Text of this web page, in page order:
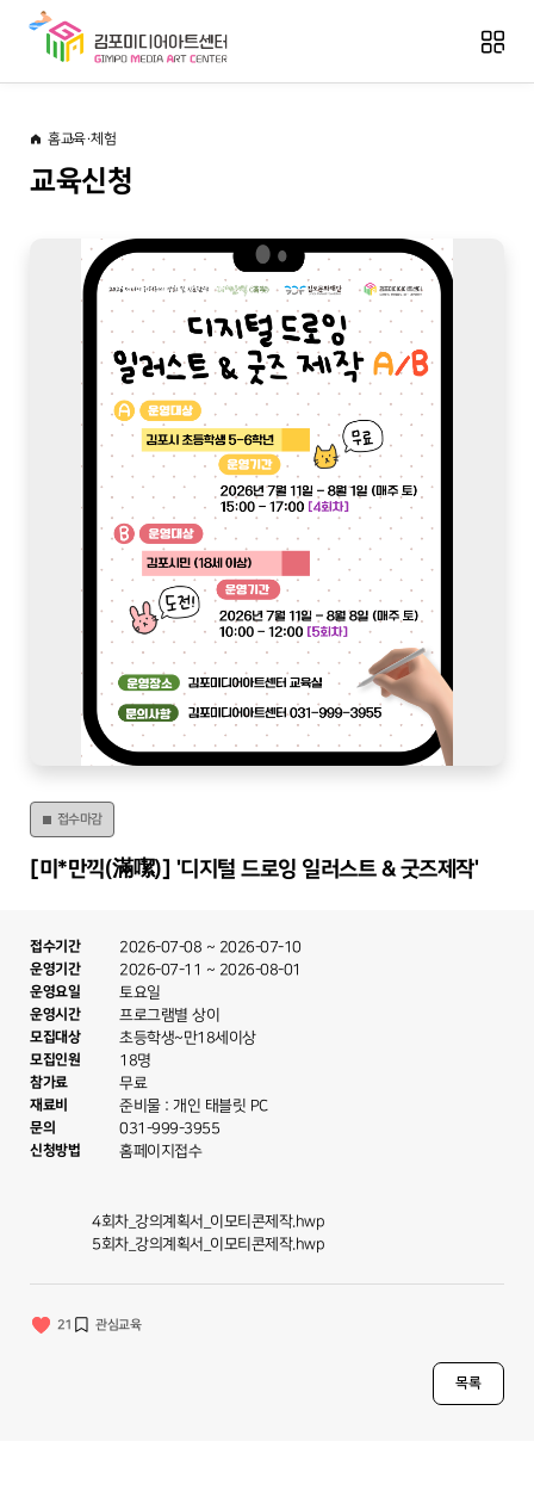
홈교육·체험
교육신청
접수마감
[미*만끽(滿噄)] '디지털 드로잉 일러스트 & 굿즈제작'
접수기간 2026-07-08 ~ 2026-07-10
운영기간 2026-07-11 ~ 2026-08-01
운영요일 토요일
운영시간 프로그램별 상이
모집대상 초등학생~만18세이상
모집인원 18명
참가료 무료
재료비 준비물 : 개인 태블릿 PC
문의 031-999-3955
신청방법 홈페이지접수
4회차_강의계획서_이모티콘제작.hwp
5회차_강의계획서_이모티콘제작.hwp
21 관심교육
목록